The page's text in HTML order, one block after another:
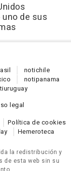
de sus
notichile
notipanama
uruguay
legal
Política de cookies
Hemeroteca
la redistribución y
de esta web sin su